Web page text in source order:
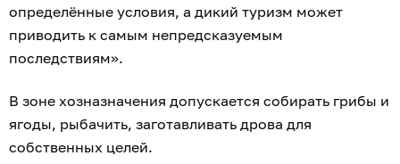
определённые условия, а дикий туризм может
приводить к самым непредсказуемым
последствиям».
В зоне хозназначения допускается собирать грибы и
ягоды, рыбачить, заготавливать дрова для
собственных целей.